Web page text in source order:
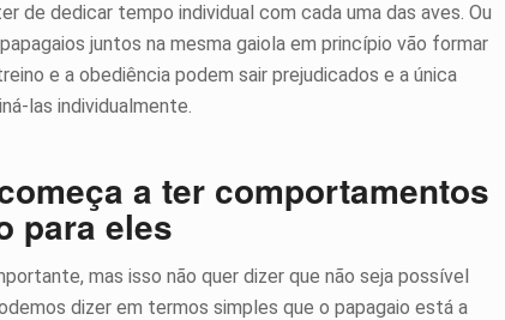
de dedicar tempo individual com cada uma das aves. Ou
juntos na mesma gaiola em princípio vão formar
e a obediência podem sair prejudicados e a única
las individualmente.
a ter comportamentos
para eles
mas isso não quer dizer que não seja possível
dizer em termos simples que o papagaio está a